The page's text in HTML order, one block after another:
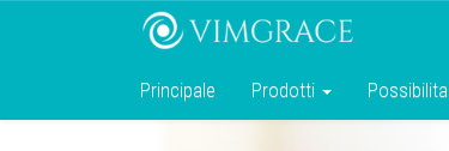
Principale Prodotti Possibilita